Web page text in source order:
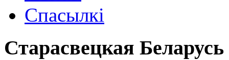
Спасылкі
Старасвецкая Беларусь